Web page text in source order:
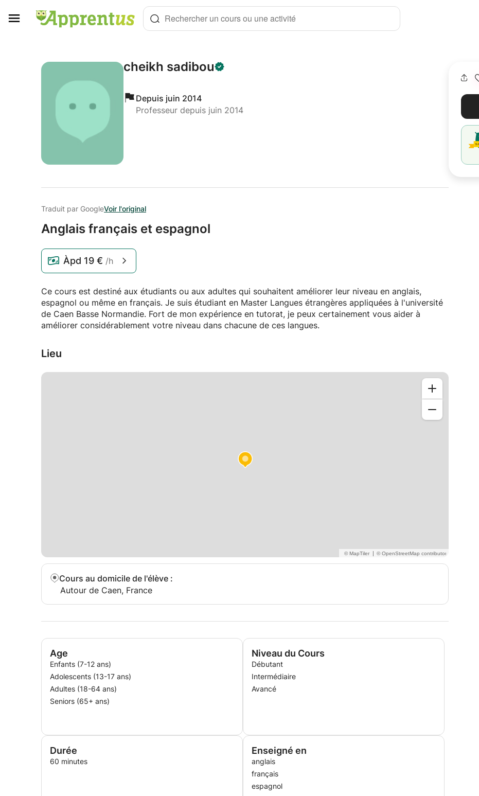
Rechercher un cours ou une activité
cheikh sadibou
Depuis juin 2014
Professeur depuis juin 2014
Traduit par GoogleVoir l'original
Anglais français et espagnol
Àpd 19 € /h
Ce cours est destiné aux étudiants ou aux adultes qui souhaitent améliorer leur niveau en anglais,
espagnol ou même en français. Je suis étudiant en Master Langues étrangères appliquées à l'université
de Caen Basse Normandie. Fort de mon expérience en tutorat, je peux certainement vous aider à
améliorer considérablement votre niveau dans chacune de ces langues.
Lieu
|
Cours au domicile de l'élève :
Autour de Caen, France
Age
Enfants (7-12 ans)
Adolescents (13-17 ans)
Adultes (18-64 ans)
Seniors (65+ ans)
Niveau du Cours
Débutant
Intermédiaire
Avancé
Durée
60 minutes
Enseigné en
anglais
français
espagnol